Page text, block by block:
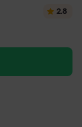
2.8